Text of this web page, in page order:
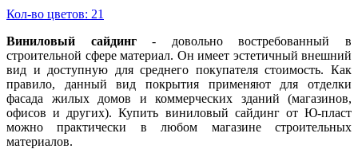
Кол-во цветов: 21
Виниловый сайдинг- довольно востребованный в
строительной сфере материал. Он имеет эстетичный внешний
вид и доступную для среднего покупателя стоимость. Как
правило, данный вид покрытия применяют для отделки
фасада жилых домов и коммерческих зданий (магазинов,
офисов и других). Купить виниловый сайдинг от Ю-пласт
можно практически в любом магазине строительных
материалов.